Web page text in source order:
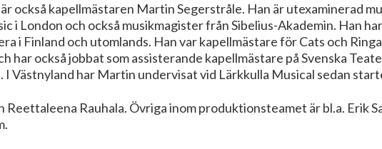
också kapellmästaren Martin Segerstråle. Han är utexaminerad
i London och också musikmagister från Sibelius-Akademin. Han
i Finland och utomlands. Han var kapellmästare för Cats och
har också jobbat som assisterande kapellmästare på Svenska
I Västnyland har Martin undervisat vid Lärkkulla Musical sedan
Reettaleena Rauhala. Övriga inom produktionsteamet är bl.a. Erik